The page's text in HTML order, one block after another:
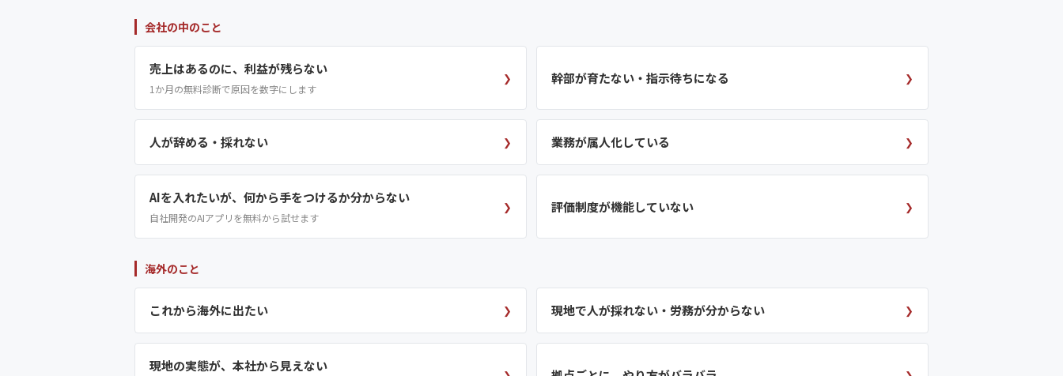
会社の中のこと
売上はあるのに、利益が残らない
1か月の無料診断で原因を数字にします
❯ 幹部が育たない・指示待ちになる ❯
人が辞める・採れない ❯ 業務が属人化している ❯
AIを入れたいが、何から手をつけるか分からない
自社開発のAIアプリを無料から試せます
❯ 評価制度が機能していない ❯
海外のこと
これから海外に出たい ❯ 現地で人が採れない・労務が分からない ❯
現地の実態が、本社から見えない